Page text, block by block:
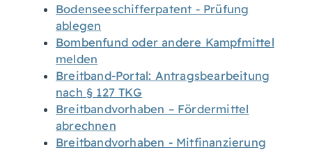
Bodenseeschifferpatent - Prüfung
ablegen
Bombenfund oder andere Kampfmittel
melden
Breitband-Portal: Antragsbearbeitung
nach § 127 TKG
Breitbandvorhaben – Fördermittel
abrechnen
Breitbandvorhaben - Mitfinanzierung